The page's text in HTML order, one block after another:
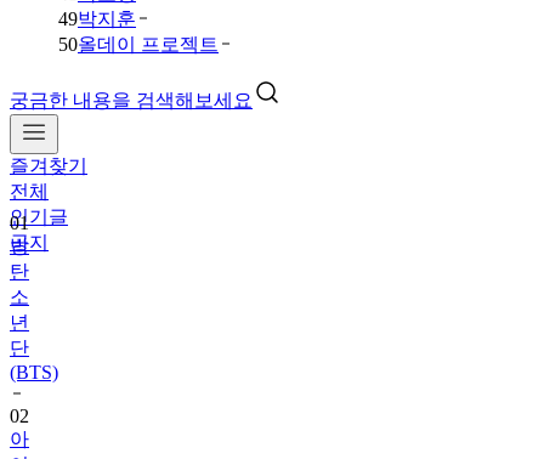
49박지훈
50올데이 프로젝트
궁금한 내용을 검색해보세요
즐겨찾기
전체
인기글
공지
01
방
탄
소
년
단
(BTS)
02
아
이
브